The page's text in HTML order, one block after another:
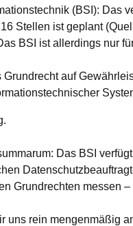
(BSI): Das
Stellen ist geplant
BSI ist allerdings nur
Grundrecht auf
Das BSI
Grundrechten messen
uns rein mengenmäßig